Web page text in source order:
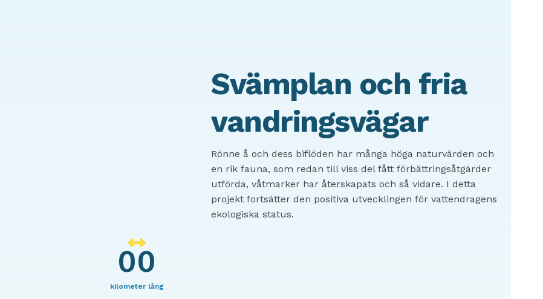
Svämplan och fria
vandringsvägar
Rönne å och dess biflöden har många höga naturvärden och
en rik fauna, som redan till viss del fått förbättringsåtgärder
utförda, våtmarker har återskapats och så vidare. I detta
projekt fortsätter den positiva utvecklingen för vattendragens
ekologiska status.
00
kilometer lång